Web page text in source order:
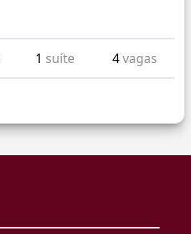
1 suíte 4vagas